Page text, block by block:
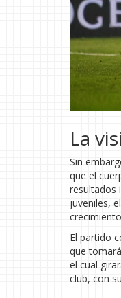
La
Sin
que el
resultados
juveniles,
El partido
que
el cual
club, con